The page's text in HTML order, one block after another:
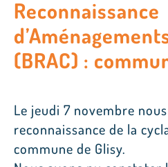
Reconnaissance
(BRAC) :
Le jeudi 7 novembre
reconnaissance de la
commune de Glisy.